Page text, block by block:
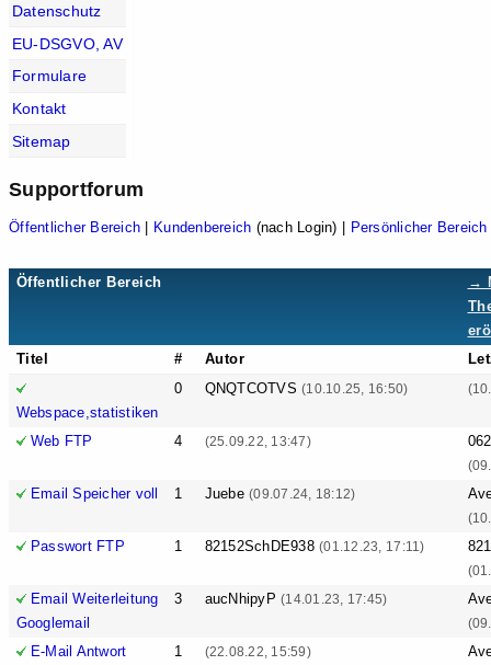
Datenschutz
EU-DSGVO, AV
Formulare
Kontakt
Sitemap
Supportforum
Öffentlicher Bereich | Kundenbereich (nach Login) | Persönlicher Bereich
Öffentlicher Bereich
→
Titel
# Autor
Webspace,statistiken
0 QNQTCOTVS(10.10.25, 16:50)
Web FTP 4 (25.09.22, 13:47)
Email Speicher voll 1 Juebe(09.07.24, 18:12)
Passwort FTP 1 82152SchDE938(01.12.23, 17:11)
Email Weiterleitung
Googlemail
3 aucNhipyP(14.01.23, 17:45)
E-Mail Antwort
1 (22.08.22, 15:59)